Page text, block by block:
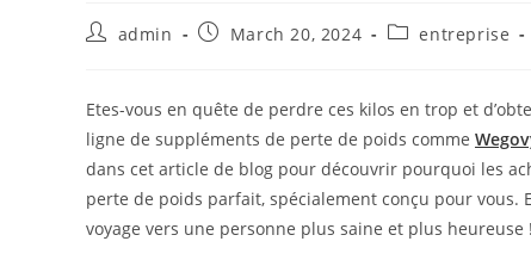
Postadmin
PostMarch 20, 2024
Postentreprise
Etes-vous en quête de perdre ces kilos en trop et
ligne de suppléments de perte de poids comme
dans cet article de blog pour découvrir pourquoi les
perte de poids parfait, spécialement conçu pour vous.
voyage vers une personne plus saine et plus heureuse !